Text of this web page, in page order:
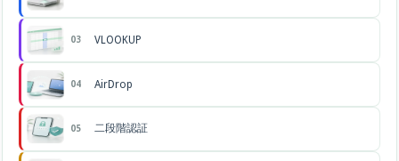
03 VLOOKUP
04 AirDrop
05 二段階認証